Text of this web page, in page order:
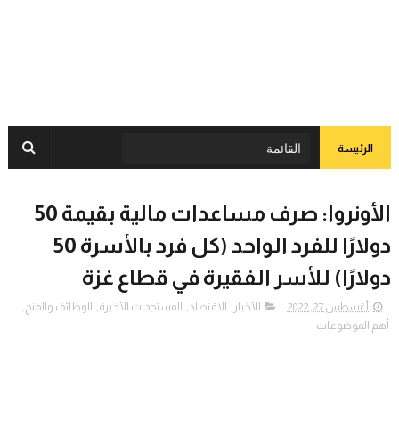
الرئيسة
الأونروا: صرف مساعدات مالية بقيمة 50
دولارًا للفرد الواحد (كل فرد بالأسرة 50
دولارًا) للأسر الفقيرة في قطاع غزة
أغسطس 27, 2022 الأخبار , الاقتصاد, المستجدات الأخيرة, الوظائف والمنح ,
أهم الموضوعات